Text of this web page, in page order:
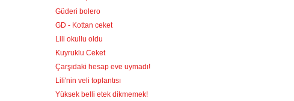
Güderi bolero
GD - Kottan ceket
Lili okullu oldu
Kuyruklu Ceket
Çarşıdaki hesap eve uymadı!
Lili'nin veli toplantısı
Yüksek belli etek dikmemek!